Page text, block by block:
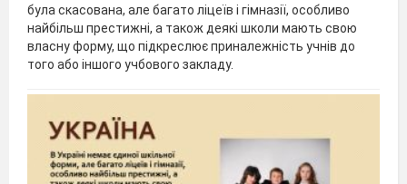
була скасована, але багато ліцеїв і гімназії, особливо
найбільш престижні, а також деякі школи мають свою
власну форму, що підкреслює приналежність учнів до
того або іншого учбового закладу.